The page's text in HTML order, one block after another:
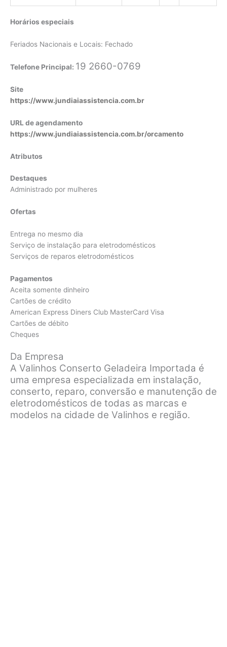
Horários especiais
Feriados Nacionais e Locais: Fechado
Telefone Principal: 19 2660-0769
Site
https://www.jundiaiassistencia.com.br
URL de agendamento
https://www.jundiaiassistencia.com.br/orcamento
Atributos
Destaques
Administrado por mulheres
Ofertas
Entrega no mesmo dia
Serviço de instalação para eletrodomésticos
Serviços de reparos eletrodomésticos
Pagamentos
Aceita somente dinheiro
Cartões de crédito
American Express Diners Club MasterCard Visa
Cartões de débito
Cheques
Da Empresa
A Valinhos Conserto Geladeira Importada é
uma empresa especializada em instalação,
conserto, reparo, conversão e manutenção de
eletrodomésticos de todas as marcas e
modelos na cidade de Valinhos e região.